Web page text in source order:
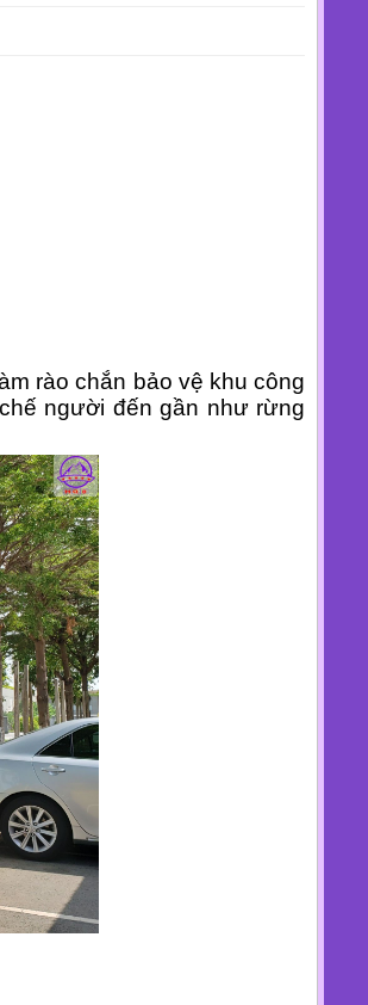
rào chắn bảo vệ khu công
người đến gần như rừng